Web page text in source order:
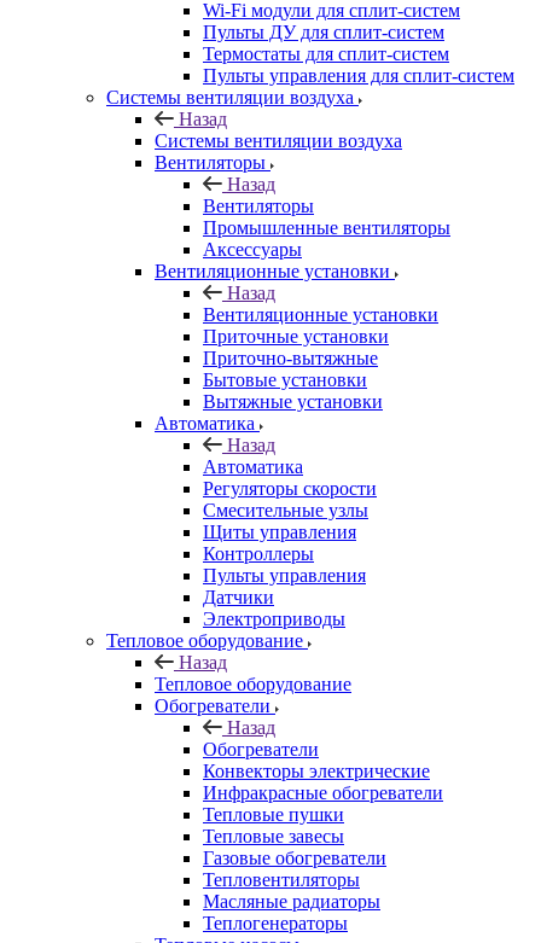
Wi-Fi модули для сплит-систем
Пульты ДУ для сплит-систем
Термостаты для сплит-систем
Пульты управления для сплит-систем
Системы вентиляции воздуха
Назад
Системы вентиляции воздуха
Вентиляторы
Назад
Вентиляторы
Промышленные вентиляторы
Аксессуары
Вентиляционные установки
Назад
Вентиляционные установки
Приточные установки
Приточно-вытяжные
Бытовые установки
Вытяжные установки
Автоматика
Назад
Автоматика
Регуляторы скорости
Смесительные узлы
Щиты управления
Контроллеры
Пульты управления
Датчики
Электроприводы
Тепловое оборудование
Назад
Тепловое оборудование
Обогреватели
Назад
Обогреватели
Конвекторы электрические
Инфракрасные обогреватели
Тепловые пушки
Тепловые завесы
Газовые обогреватели
Тепловентиляторы
Масляные радиаторы
Теплогенераторы